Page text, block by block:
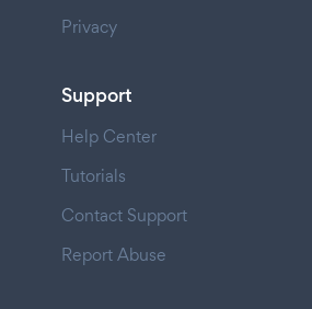
Privacy
Support
Help Center
Tutorials
Contact Support
Report Abuse